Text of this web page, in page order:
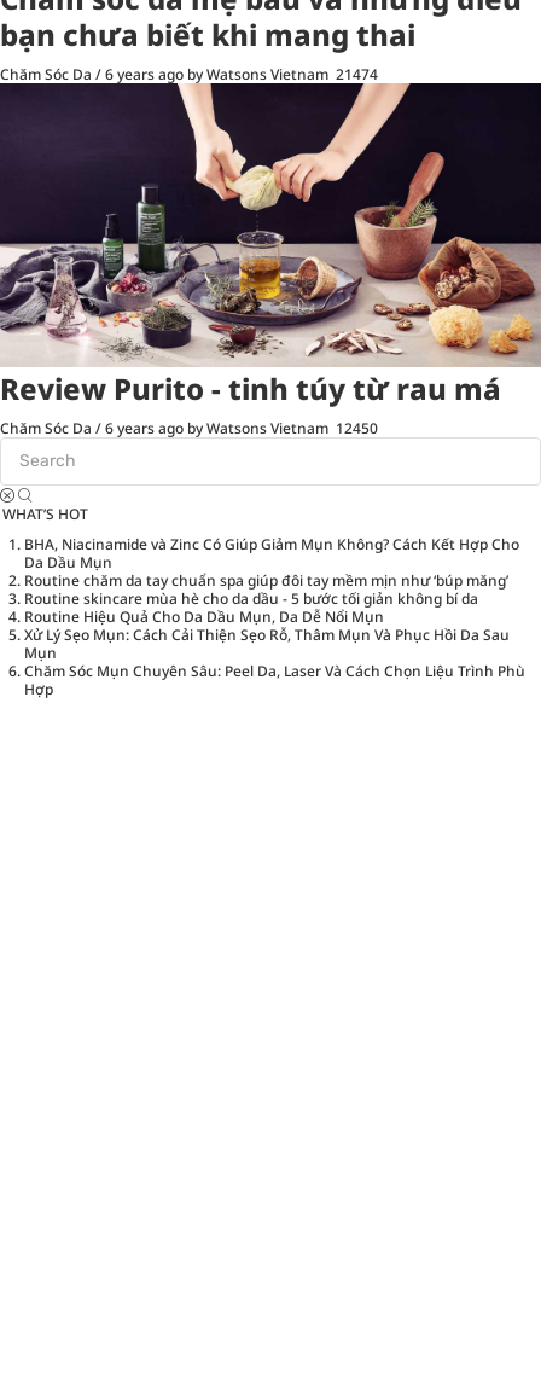
bạn chưa biết khi mang thai
Chăm Sóc Da /6 years ago by Watsons Vietnam 21474
Review Purito - tinh túy từ rau má
Chăm Sóc Da /6 years ago by Watsons Vietnam 12450
WHAT’S HOT
BHA, Niacinamide và Zinc Có Giúp Giảm Mụn Không? Cách Kết Hợp Cho
Da Dầu Mụn
Routine chăm da tay chuẩn spa giúp đôi tay mềm mịn như ‘búp măng’
Routine skincare mùa hè cho da dầu - 5 bước tối giản không bí da
Routine Hiệu Quả Cho Da Dầu Mụn, Da Dễ Nổi Mụn
Xử Lý Sẹo Mụn: Cách Cải Thiện Sẹo Rỗ, Thâm Mụn Và Phục Hồi Da Sau
Mụn
Chăm Sóc Mụn Chuyên Sâu: Peel Da, Laser Và Cách Chọn Liệu Trình Phù
Hợp